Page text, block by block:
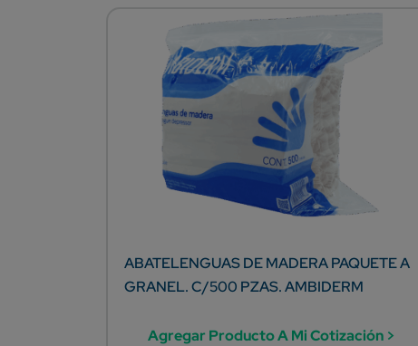
ABATELENGUAS DE MADERA PAQUETE A
GRANEL. C/500 PZAS. AMBIDERM
Agregar Producto A Mi Cotización >